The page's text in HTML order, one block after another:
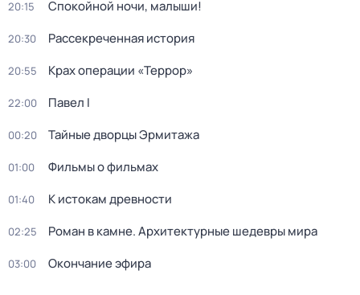
20:15 Спокойной ночи, малыши!
20:30 Рассекреченная история
20:55 Крах операции «Террор»
22:00 Павел I
00:20 Тайные дворцы Эрмитажа
01:00 Фильмы о фильмах
01:40 К истокам древности
02:25 Роман в камне. Архитектурные шедевры мира
03:00 Окончание эфира